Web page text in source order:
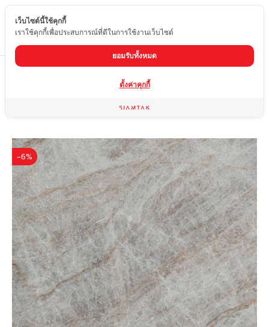
TH
หินควอร์ตไซต์
-6%
เว็บไซต์นี้ใช้คุกกี้
เราใช้คุกกี้เพื่อประสบการณ์ที่ดีในการใช้งานเว็บไซต์
ยอมรับทั้งหมด
ตั้งค่าคุกกี้